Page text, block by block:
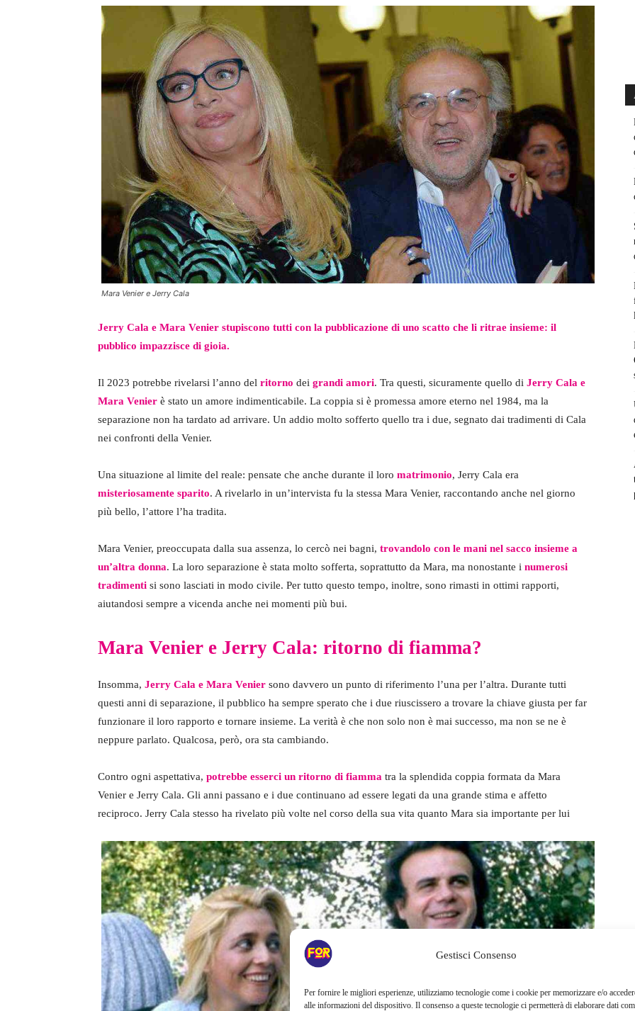
Gestisci Consenso
Per fornire le migliori esperienze, utilizziamo tecnologie come i cookie per memorizzare e/o
alle informazioni del dispositivo. Il consenso a queste tecnologie ci permetterà di elaborare dati
Mara Venier e Jerry Cala
Jerry Cala e Mara Venier stupiscono tutti con la pubblicazione di uno scatto che li ritrae insieme: il
pubblico impazzisce di gioia.
Il 2023 potrebbe rivelarsi l’anno del ritorno dei grandi amori. Tra questi, sicuramente quello di Jerry Cala e
Mara Venier è stato un amore indimenticabile. La coppia si è promessa amore eterno nel 1984, ma la
separazione non ha tardato ad arrivare. Un addio molto sofferto quello tra i due, segnato dai tradimenti di Cala
nei confronti della Venier.
Una situazione al limite del reale: pensate che anche durante il loro matrimonio, Jerry Cala era
misteriosamente sparito. A rivelarlo in un’intervista fu la stessa Mara Venier, raccontando anche nel giorno
più bello, l’attore l’ha tradita.
Mara Venier, preoccupata dalla sua assenza, lo cercò nei bagni, trovandolo con le mani nel sacco insieme a
un’altra donna. La loro separazione è stata molto sofferta, soprattutto da Mara, ma nonostante i numerosi
tradimenti si sono lasciati in modo civile. Per tutto questo tempo, inoltre, sono rimasti in ottimi rapporti,
aiutandosi sempre a vicenda anche nei momenti più bui.
Mara Venier e Jerry Cala: ritorno di fiamma?
Insomma, Jerry Cala e Mara Venier sono davvero un punto di riferimento l’una per l’altra. Durante tutti
questi anni di separazione, il pubblico ha sempre sperato che i due riuscissero a trovare la chiave giusta per far
funzionare il loro rapporto e tornare insieme. La verità è che non solo non è mai successo, ma non se ne è
neppure parlato. Qualcosa, però, ora sta cambiando.
Contro ogni aspettativa, potrebbe esserci un ritorno di fiamma tra la splendida coppia formata da Mara
Venier e Jerry Cala. Gli anni passano e i due continuano ad essere legati da una grande stima e affetto
reciproco. Jerry Cala stesso ha rivelato più volte nel corso della sua vita quanto Mara sia importante per lui